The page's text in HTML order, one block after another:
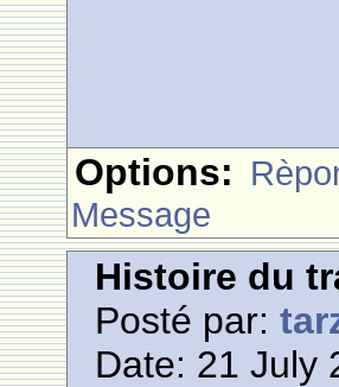
Options:
Message
Histoire du
Posté par:
Date: 21 July